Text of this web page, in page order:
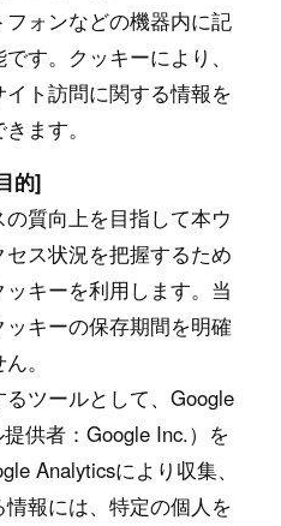
ォンなどの機器内に記
す。クッキーにより、
ト訪問に関する情報を
ます。
的]
質向上を目指して本ウ
ス状況を把握するため
キーを利用します。当
キーの保存期間を明確
。
ツールとして、Google
供者：Google Inc.）を
Analyticsにより収集、
報には、特定の個人を